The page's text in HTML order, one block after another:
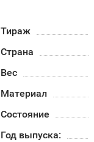
Тираж
Страна
Вес
Материал
Состояние
Год выпуска: